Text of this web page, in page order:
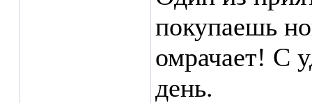
покупаешь
омрачает! С
день.